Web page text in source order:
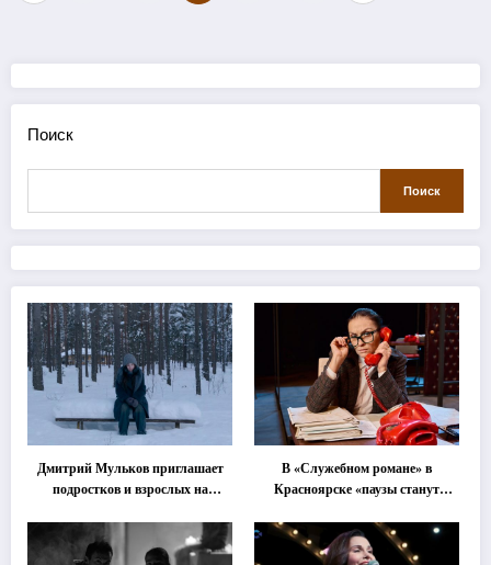
Поиск
Поиск
Дмитрий Мульков приглашает
подростков и взрослых на
В «Служебном романе» в
Красноярске «паузы станут